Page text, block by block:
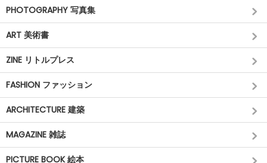
PHOTOGRAPHY 写真集
ART 美術書
ZINE リトルプレス
FASHION ファッション
ARCHITECTURE 建築
MAGAZINE 雑誌
PICTURE BOOK 絵本